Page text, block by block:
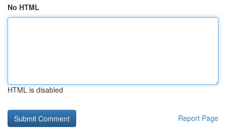
No HTML
HTML is disabled
Report Page